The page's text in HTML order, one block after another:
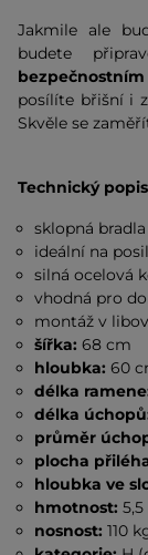
Jakmile ale
budete
posílíte břišní i
Skvěle se
Technický
sklopná
ideální na
silná ocelová
vhodná pro
montáž v
šířka: 68 cm
hloubka:60
délka
délka
průměr
plocha
hloubka ve
hmotnost:
nosnost:110